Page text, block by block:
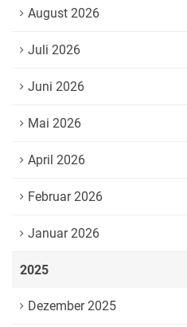
August 2026
Juli 2026
Juni 2026
Mai 2026
April 2026
Februar 2026
Januar 2026
2025
Dezember 2025